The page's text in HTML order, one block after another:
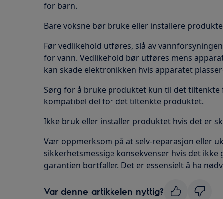
for barn.
Bare voksne bør bruke eller installere
Før vedlikehold utføres, slå av
for vann. Vedlikehold bør utføres mens
kan skade elektronikken hvis apparatet
Sørg for å bruke produktet kun til det
kompatibel del for det tiltenkte produktet.
Ikke bruk eller installer produktet hvis det er
Vær oppmerksom på at selv-reparasjon eller
sikkerhetsmessige konsekvenser hvis det
garantien bortfaller. Det er essensielt å ha
Var denne artikkelen nyttig?